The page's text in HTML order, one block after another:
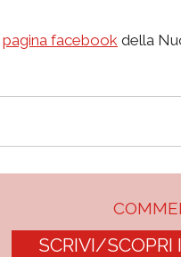
pagina facebook della
SCRIVI/SCOPRI